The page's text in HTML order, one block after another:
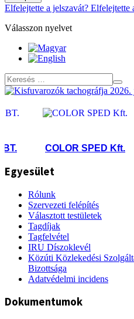
Elfelejtette a jelszavát? Elfelejtette
Válasszon nyelvet
COLOR SPED Kft.
Egyesület
Rólunk
Szervezeti felépítés
Választott testületek
Tagdíjak
Tagfelvétel
IRU Díszoklevél
Közúti Közlekedési
Bizottsága
Adatvédelmi incidens
Dokumentumok